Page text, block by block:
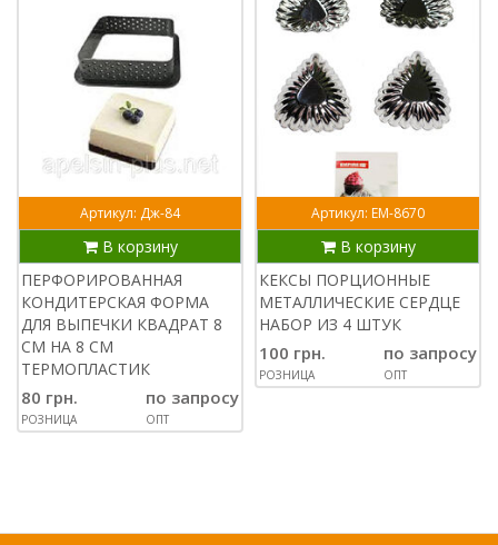
Артикул: Дж-84
В корзину
ПЕРФОРИРОВАННАЯ
КОНДИТЕРСКАЯ ФОРМА
ДЛЯ ВЫПЕЧКИ КВАДРАТ 8
СМ НА 8 СМ
ТЕРМОПЛАСТИК
80 грн.
РОЗНИЦА
по запросу
ОПТ
Артикул: ЕМ-8670
В корзину
КЕКСЫ ПОРЦИОННЫЕ
МЕТАЛЛИЧЕСКИЕ СЕРДЦЕ
НАБОР ИЗ 4 ШТУК
100 грн.
РОЗНИЦА
по запросу
ОПТ